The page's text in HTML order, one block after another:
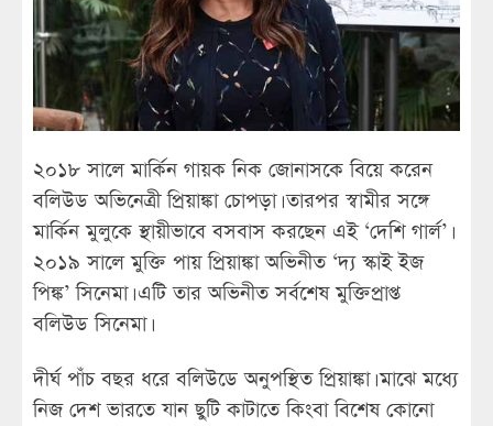
২০১৮ সালে মার্কিন গায়ক নিক জোনাসকে বিয়ে করেন
বলিউড অভিনেত্রী প্রিয়াঙ্কা চোপড়া। তারপর স্বামীর সঙ্গে
মার্কিন মুলুকে স্থায়ীভাবে বসবাস করছেন এই ‘দেশি গার্ল’।
২০১৯ সালে মুক্তি পায় প্রিয়াঙ্কা অভিনীত ‘দ্য স্কাই ইজ
পিঙ্ক’ সিনেমা। এটি তার অভিনীত সর্বশেষ মুক্তিপ্রাপ্ত
বলিউড সিনেমা।
দীর্ঘ পাঁচ বছর ধরে বলিউডে অনুপস্থিত প্রিয়াঙ্কা। মাঝে মধ্যে
নিজ দেশ ভারতে যান ছুটি কাটাতে কিংবা বিশেষ কোনো